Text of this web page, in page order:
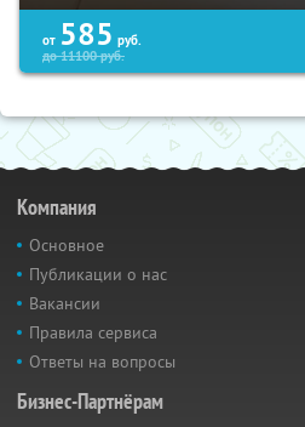
от 585 руб.
до11100руб.
Компания
Основное
Публикации о нас
Вакансии
Правила сервиса
Ответы на вопросы
Бизнес-Партнёрам